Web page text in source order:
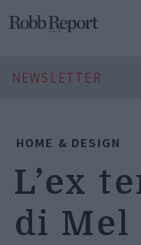
NEWSLETTER
HOME & DESIGN
L’ex
di Mel